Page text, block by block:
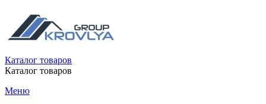
Каталог товаров
Каталог товаров
Меню